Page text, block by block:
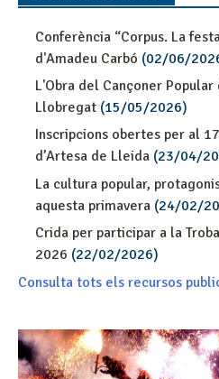
Conferència “Corpus. La
d'Amadeu Carbó (02/06/
L'Obra del Cançoner
Llobregat (15/05/2026)
Inscripcions obertes per al
d’Artesa de Lleida (23/04/
La cultura popular,
aquesta primavera (24/02/
Crida per participar a la
2026 (22/02/2026)
Consulta tots els recursos